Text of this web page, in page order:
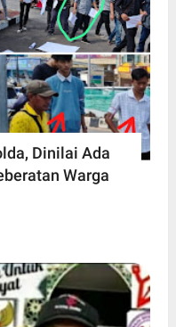
Dinilai Ada
Warga